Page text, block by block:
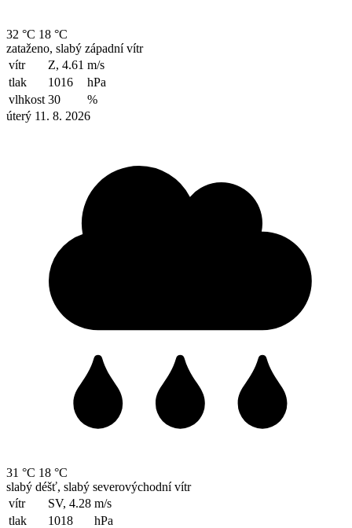
32 °C 18 °C
zataženo, slabý západní vítr
vítr
Z, 4.61 m/s
tlak
1016
hPa
vlhkost 30
%
úterý 11. 8. 2026
31 °C 18 °C
slabý déšť, slabý severovýchodní vítr
vítr
SV, 4.28 m/s
tlak
1018
hPa